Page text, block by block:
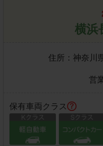
横浜
住所： 神奈川
営
保有車両クラス